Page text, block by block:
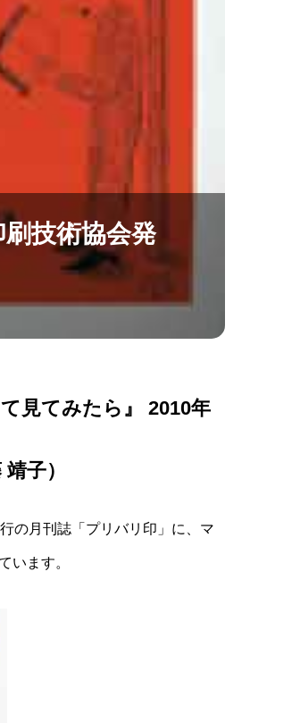
技術協会発
見てみたら』 2010年
子）
の月刊誌「プリバリ印」に、マ
います。